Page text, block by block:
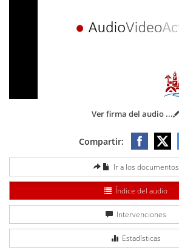
Ver firma del audio ...
Compartir:
Ir a los documentos
Índice del audio
Intervenciones
Estadísticas